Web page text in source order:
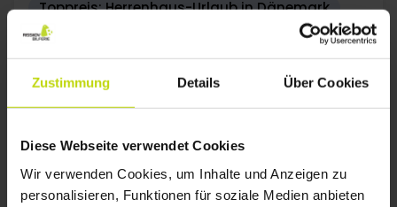
Zustimmung Details Über Cookies
Diese Webseite verwendet Cookies
Wir verwenden Cookies, um Inhalte und Anzeigen zu
personalisieren, Funktionen für soziale Medien anbieten
Toppreis: Herrenhaus-Urlaub in Dänemark
Comwell Bygholm Park
Horsens
Inkl. 2-Gänge Menü
2x Übernachtungen
2x Frühstücksbuffet